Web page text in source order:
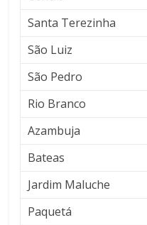
Santa Terezinha
São Luiz
São Pedro
Rio Branco
Azambuja
Bateas
Jardim Maluche
Paquetá